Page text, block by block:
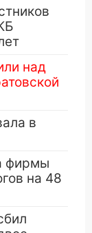
над
в
фирмы
на 48